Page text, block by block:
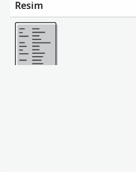
Resim
Daha fazla